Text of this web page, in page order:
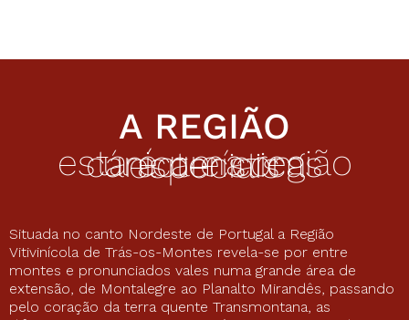
A REGIÃO
esta é uma região única e com características especiais
Situada no canto Nordeste de Portugal a Região
Vitivinícola de Trás-os-Montes revela-se por entre
montes e pronunciados vales numa grande área de
extensão, de Montalegre ao Planalto Mirandês, passando
pelo coração da terra quente Transmontana, as